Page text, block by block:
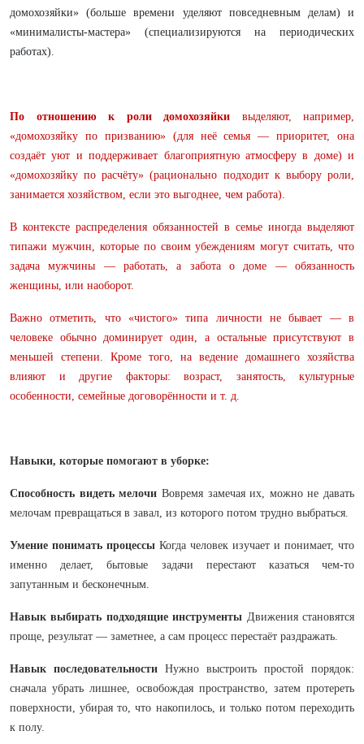
домохозяйки» (больше времени уделяют повседневным делам) и
«минималисты-мастера» (специализируются на периодических
работах).
По отношению к роли домохозяйки выделяют, например,
«домохозяйку по призванию» (для неё семья — приоритет, она
создаёт уют и поддерживает благоприятную атмосферу в доме) и
«домохозяйку по расчёту» (рационально подходит к выбору роли,
занимается хозяйством, если это выгоднее, чем работа).
В контексте распределения обязанностей в семье иногда выделяют
типажи мужчин, которые по своим убеждениям могут считать, что
задача мужчины — работать, а забота о доме — обязанность
женщины, или наоборот.
Важно отметить, что «чистого» типа личности не бывает — в
человеке обычно доминирует один, а остальные присутствуют в
меньшей степени. Кроме того, на ведение домашнего хозяйства
влияют и другие факторы: возраст, занятость, культурные
особенности, семейные договорённости и т. д.
Навыки, которые помогают в уборке:
Способность видеть мелочи Вовремя замечая их, можно не давать
мелочам превращаться в завал, из которого потом трудно выбраться.
Умение понимать процессы Когда человек изучает и понимает, что
именно делает, бытовые задачи перестают казаться чем-то
запутанным и бесконечным.
Навык выбирать подходящие инструменты Движения становятся
проще, результат — заметнее, а сам процесс перестаёт раздражать.
Навык последовательности Нужно выстроить простой порядок:
сначала убрать лишнее, освобождая пространство, затем протереть
поверхности, убирая то, что накопилось, и только потом переходить
к полу.